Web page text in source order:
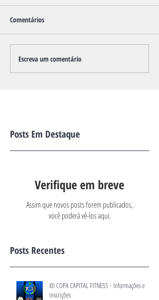
Comentários
Escreva um comentário
Posts Em Destaque
Verifique em breve
Assim que novos posts forem publicados,
você poderá vê-los aqui.
Posts Recentes
XII COPA CAPITAL FITNESS - Informações e
inscrições